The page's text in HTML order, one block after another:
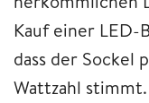
Kauf einer
dass der Sockel
Wattzahl